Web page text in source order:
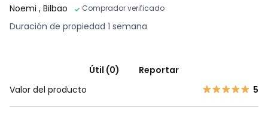
Noemi , Bilbao Comprador verificado
Duración de propiedad 1 semana
Útil (0)
Reportar
Valor del producto
5